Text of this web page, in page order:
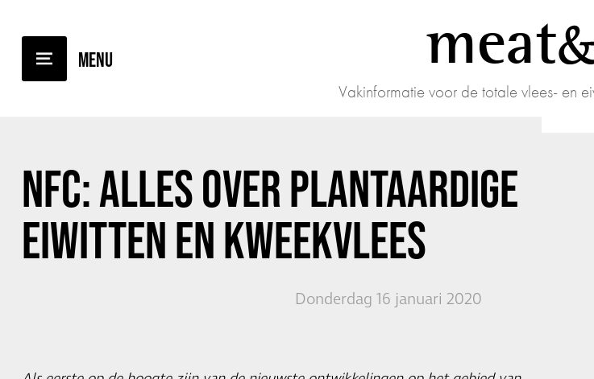
meat
Vakinformatie voor de totale vlees- en
NFC: ALLES OVER PLANTAARDIGE
EIWITTEN EN KWEEKVLEES
Donderdag 16 januari 2020